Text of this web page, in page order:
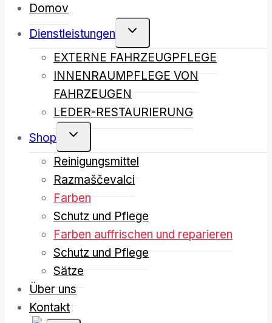
Domov
Dienstleistungen
EXTERNE FAHRZEUGPFLEGE
INNENRAUMPFLEGE VON
FAHRZEUGEN
LEDER-RESTAURIERUNG
Shop
Reinigungsmittel
Razmaščevalci
Farben
Schutz und Pflege
Farben auffrischen und reparieren
Schutz und Pflege
Sätze
Über uns
Kontakt